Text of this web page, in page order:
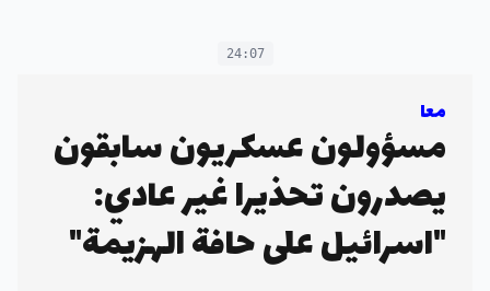
24:07
معا
مسؤولون عسكريون سابقون
يصدرون تحذيرا غير عادي:
"اسرائيل على حافة الهزيمة"